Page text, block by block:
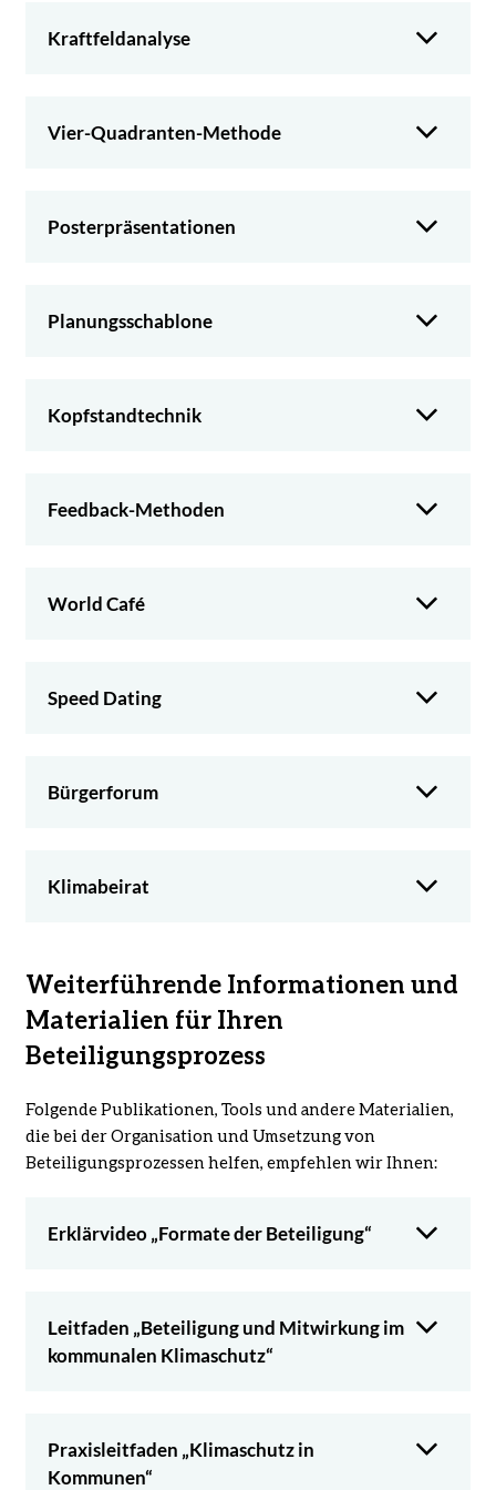
Kraftfeldanalyse
Vier-Quadranten-Methode
Posterpräsentationen
Planungsschablone
Kopfstandtechnik
Feedback-Methoden
World Café
Speed Dating
Bürgerforum
Klimabeirat
Weiterführende Informationen und
Materialien für Ihren
Beteiligungsprozess
Folgende Publikationen, Tools und andere Materialien,
die bei der Organisation und Umsetzung von
Beteiligungsprozessen helfen, empfehlen wir Ihnen:
Erklärvideo „Formate der Beteiligung“
Leitfaden „Beteiligung und Mitwirkung im
kommunalen Klimaschutz“
Praxisleitfaden „Klimaschutz in
Kommunen“